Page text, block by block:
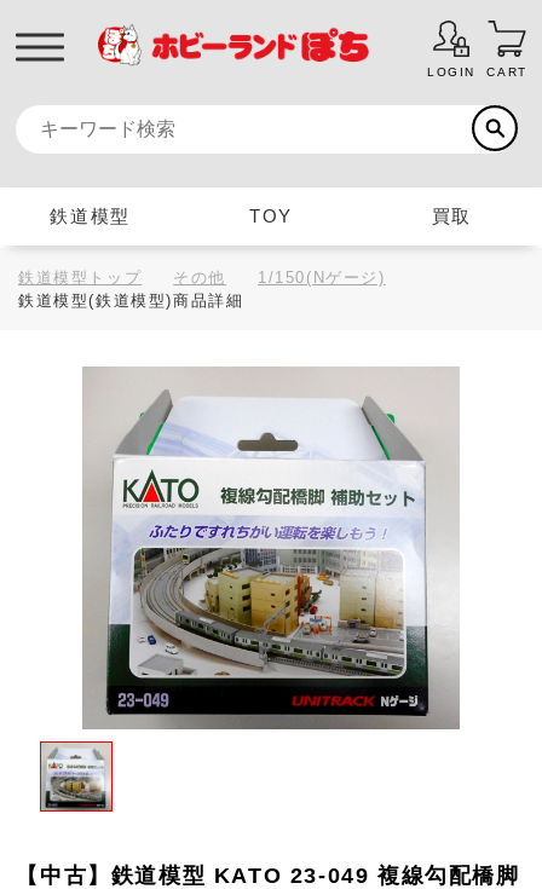
LOGIN CART
鉄道模型 TOY 買取
鉄道模型トップ その他
1/150(Nゲージ)
鉄道模型(鉄道模型)商品詳細
【中古】鉄道模型 KATO 23-049 複線勾配橋脚